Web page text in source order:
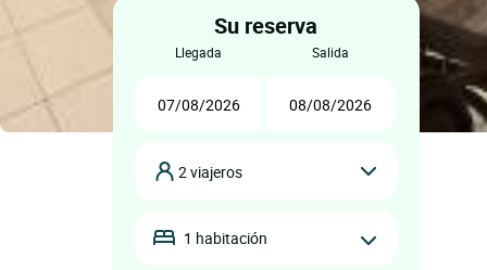
Su reserva
llegada salida
2 viajeros
1 habitación